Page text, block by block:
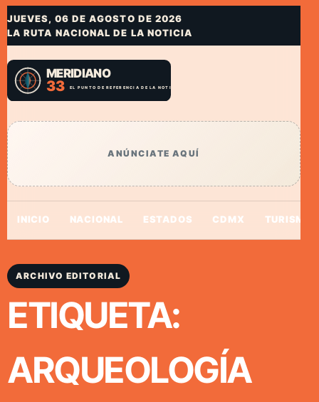
JUEVES, 06 DE AGOSTO DE 2026
LA RUTA NACIONAL DE LA NOTICIA
ANÚNCIATE AQUÍ
INICIO NACIONAL ESTADOS CDMX TURISMO
ARCHIVO EDITORIAL
ETIQUETA:
ARQUEOLOGÍA